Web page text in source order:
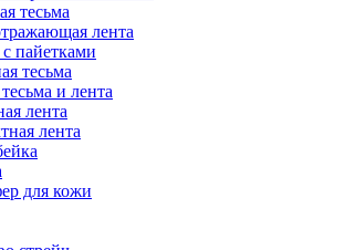
тесьма
лента
пайетками
тесьма
и лента
лента
лента
для кожи